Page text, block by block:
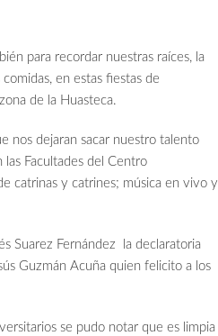
para recordar nuestras raíces, la
en estas fiestas de
de la Huasteca.
nos dejaran sacar nuestro talento
Facultades del Centro
catrinas y catrines; música en vivo y
Suarez Fernández la declaratoria
Guzmán Acuña quien felicito a los
se pudo notar que es limpia